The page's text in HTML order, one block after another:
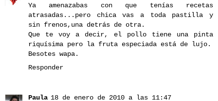
Ya amenazabas con que tenías recetas
atrasadas...pero chica vas a toda pastilla y
sin frenos,una detrás de otra.
Que te voy a decir, el pollo tiene una pinta
riquísima pero la fruta especiada está de lujo.
Besotes wapa.
Responder
Paula 18 de enero de 2010 a las 11:47